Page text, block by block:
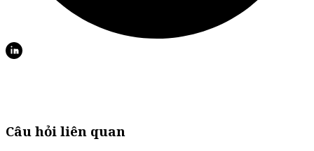
Câu hỏi liên quan